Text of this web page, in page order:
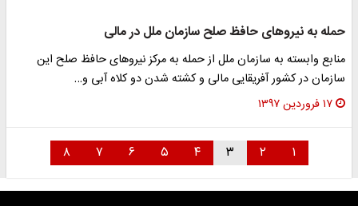
حمله به نیروهای حافظ صلح سازمان ملل در مالی
منابع وابسته به سازمان ملل از حمله به مرکز نیرو‌های حافظ صلح این
سازمان در کشور آفریقایی مالی و کشته شدن دو کلاه آبی و…
۱۷ فروردین ۱۳۹۷
۱ ۲ ۳ ۴ ۵ ۶ ۷ ۸